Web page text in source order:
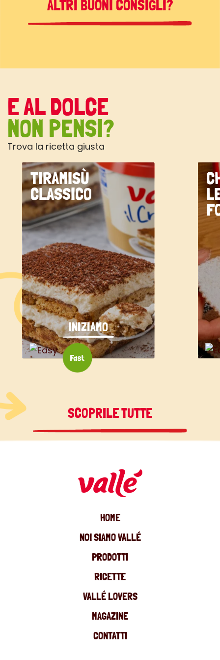
ALTRI BUONI CONSIGLI?
E AL DOLCE
NON PENSI?
Trova la ricetta giusta
TIRAMISÙ
CLASSICO
INIZIAMO
SCOPRILE TUTTE
HOME
NOI SIAMO VALLÉ
PRODOTTI
RICETTE
VALLÉ LOVERS
MAGAZINE
CONTATTI